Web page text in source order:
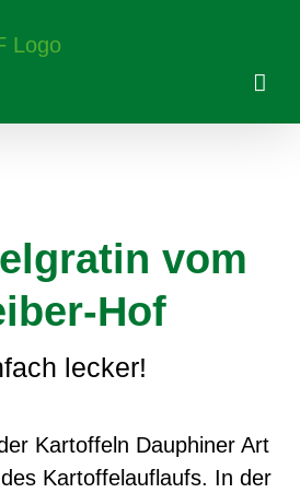
vom
Hof
lecker!
Kartoffeln Dauphiner Art
Kartoffelauflaufs. In der